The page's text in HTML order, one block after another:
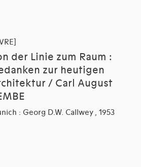
der Linie zum Raum :
zur heutigen
/ Carl August
: Georg D.W. Callwey , 1953